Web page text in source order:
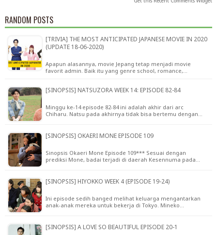
RANDOM POSTS
[TRIVIA] THE MOST ANTICIPATED JAPANESE MOVIE IN 2020
(UPDATE 18-06-2020)
Apapun alasannya, movie Jepang tetap menjadi movie
favorit admin. Baik itu yang genre school, romance,…
[SINOPSIS] NATSUZORA WEEK 14: EPISODE 82-84
Minggu ke-14 episode 82-84 ini adalah akhir dari arc
Chiharu. Natsu pada akhirnya tidak bisa bertemu dengan…
[SINOPSIS] OKAERI MONE EPISODE 109
Sinopsis Okaeri Mone Episode 109*** Sesuai dengan
prediksi Mone, badai terjadi di daerah Kesennuma pada…
[SINOPSIS] HIYOKKO WEEK 4 (EPISODE 19-24)
Ini episode sedih banged melihat keluarga mengantarkan
anak-anak mereka untuk bekerja di Tokyo. Mineko…
[SINOPSIS] A LOVE SO BEAUTIFUL EPISODE 20-1